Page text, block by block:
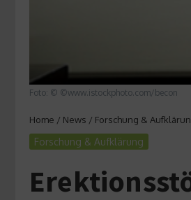
Foto: © ©www.istockphoto.com/becon
Home / News / Forschung &
Forschung & Aufklärung